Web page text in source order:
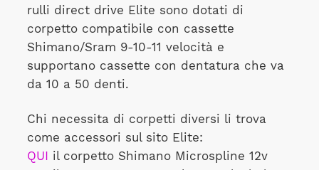
rulli direct drive Elite sono dotati di
corpetto compatibile con cassette
Shimano/Sram 9-10-11 velocità e
supportano cassette con dentatura che va
da 10 a 50 denti.
Chi necessita di corpetti diversi li trova
come accessori sul sito Elite:
QUI il corpetto Shimano Microspline 12v